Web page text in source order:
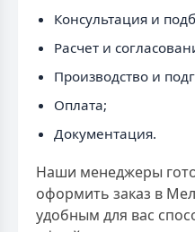
Консультация и
Расчет и
Производство и
Оплата;
Документация.
Наши менеджеры
оформить заказ в
удобным для вас